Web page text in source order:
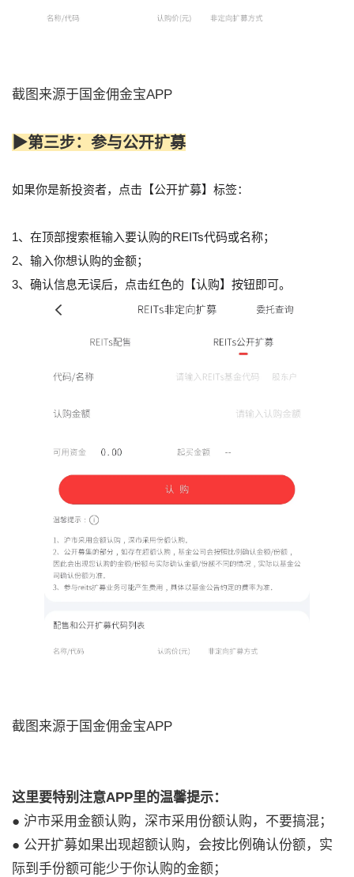
截图来源于国金佣金宝APP
▶第三步：参与公开扩募
如果你是新投资者，点击【公开扩募】标签：
1、在顶部搜索框输入要认购的REITs代码或名称；
2、输入你想认购的金额；
3、确认信息无误后，点击红色的【认购】按钮即可。
截图来源于国金佣金宝APP
这里要特别注意APP里的温馨提示：
● 沪市采用金额认购，深市采用份额认购，不要搞混；
● 公开扩募如果出现超额认购，会按比例确认份额，实
际到手份额可能少于你认购的金额；